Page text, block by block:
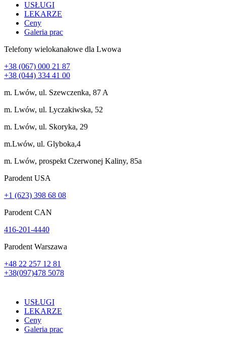
USŁUGI
LEKARZE
Ceny
Galeria prac
Telefony wielokanałowe dla Lwowa
+38 (067) 000 21 87
+38 (044) 334 41 00
m. Lwów, ul. Szewczenka, 87 A
m. Lwów, ul. Lyczakiwska, 52
m. Lwów, ul. Skoryka, 29
m.Lwów, ul. Glyboka,4
m. Lwów, prospekt Czerwonej Kaliny, 85a
Parodent USА
+1 (623) 398 68 08
Parodent CAN
416-201-4440
Parodent Warszawa
+48 22 257 12 81
+38(097)478 5078
USŁUGI
LEKARZE
Ceny
Galeria prac